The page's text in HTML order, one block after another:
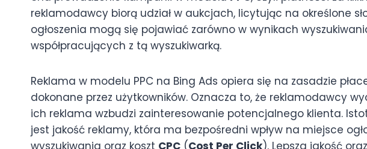
reklamodawcy biorą udział w aukcjach, licytując na określone
ogłoszenia mogą się pojawiać zarówno w wynikach
współpracujących z tą wyszukiwarką.
Reklama w modelu PPC na Bing Ads opiera się na zasadzie
dokonane przez użytkowników. Oznacza to, że reklamodawcy
ich reklama wzbudzi zainteresowanie potencjalnego klienta.
jest jakość reklamy, która ma bezpośredni wpływ na miejsce
wyszukiwania oraz koszt CPC (Cost Per Click). Lepsza jakość